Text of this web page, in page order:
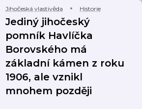
Jihočeská vlastivěda Historie
Jediný jihočeský
pomník Havlíčka
Borovského má
základní kámen z roku
1906, ale vznikl
mnohem později